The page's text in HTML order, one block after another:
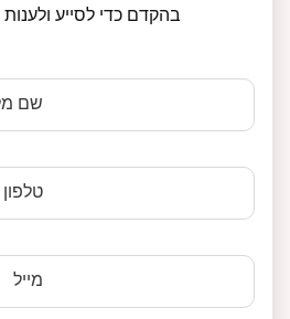
בהקדם כדי לסייע ולענות
שם מלא
טלפון
מייל